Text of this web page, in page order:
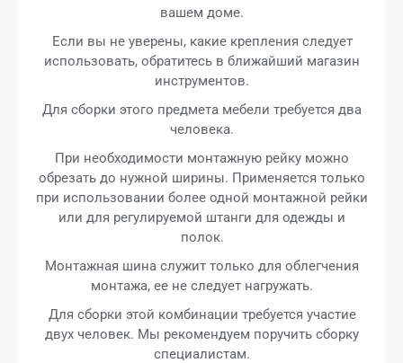
вашем доме.
Если вы не уверены, какие крепления следует
использовать, обратитесь в ближайший магазин
инструментов.
Для сборки этого предмета мебели требуется два
человека.
При необходимости монтажную рейку можно
обрезать до нужной ширины. Применяется только
при использовании более одной монтажной рейки
или для регулируемой штанги для одежды и
полок.
Монтажная шина служит только для облегчения
монтажа, ее не следует нагружать.
Для сборки этой комбинации требуется участие
двух человек. Мы рекомендуем поручить сборку
специалистам.